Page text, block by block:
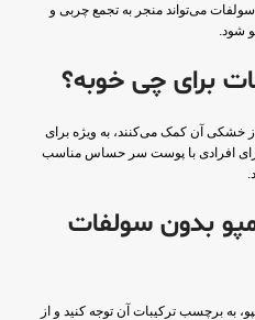
می‌تواند منجر به تجمع چربی و
شود.
خشکی آن کمک می‌کنند، به ویژه برای
افرادی با پوست سر حساس مناسب
بدون سولفات
به برچسب ترکیبات آن توجه کنید و از